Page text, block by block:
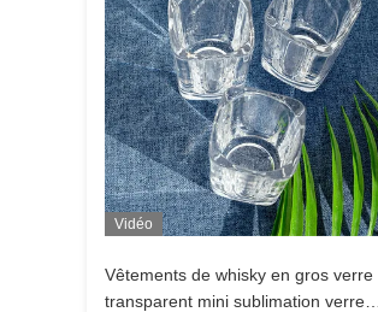
Vidéo
Vêtements de whisky en gros verre
transparent mini sublimation verre